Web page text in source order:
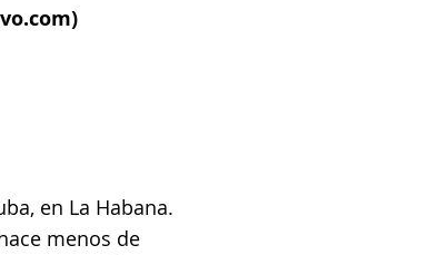
)
en La Habana.
menos de